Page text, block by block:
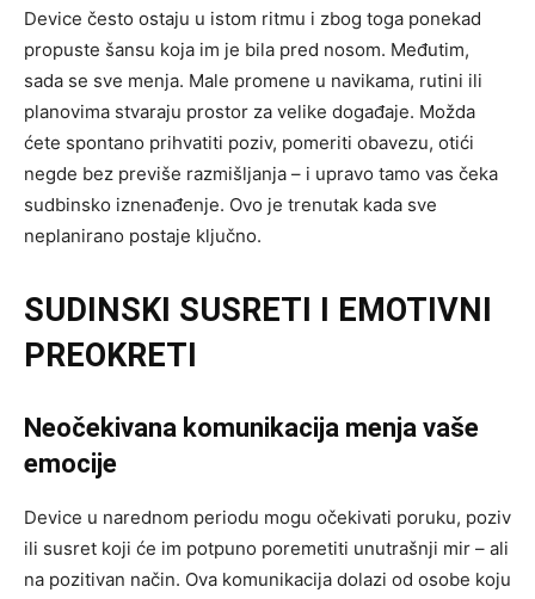
Device često ostaju u istom ritmu i zbog toga ponekad
propuste šansu koja im je bila pred nosom. Međutim,
sada se sve menja. Male promene u navikama, rutini ili
planovima stvaraju prostor za velike događaje. Možda
ćete spontano prihvatiti poziv, pomeriti obavezu, otići
negde bez previše razmišljanja – i upravo tamo vas čeka
sudbinsko iznenađenje. Ovo je trenutak kada sve
neplanirano postaje ključno.
SUDINSKI SUSRETI I EMOTIVNI
PREOKRETI
Neočekivana komunikacija menja vaše
emocije
Device u narednom periodu mogu očekivati poruku, poziv
ili susret koji će im potpuno poremetiti unutrašnji mir – ali
na pozitivan način. Ova komunikacija dolazi od osobe koju